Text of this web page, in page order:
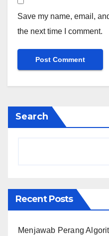
Save my name, email,
the next time I comment.
Search
Recent Posts
Menjawab Perang